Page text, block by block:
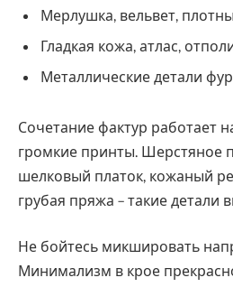
Мерлушка, вельвет,
Гладкая кожа, атлас,
Металлические детали
Сочетание фактур работает
громкие принты. Шерстяное
шелковый платок, кожаный
грубая пряжа – такие детали
Не бойтесь микшировать
Минимализм в крое